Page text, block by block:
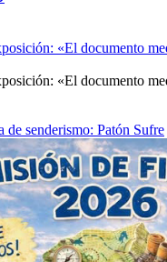
«El documento
«El documento
de senderismo: Patón Sufre